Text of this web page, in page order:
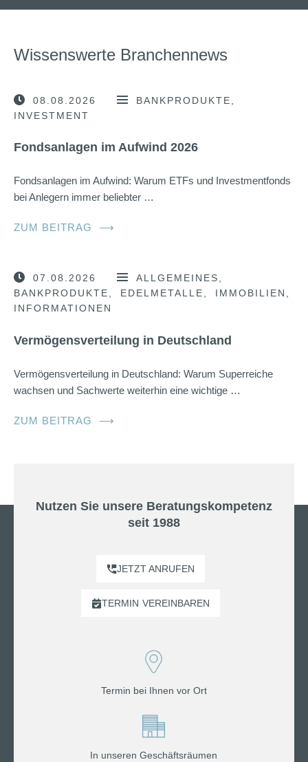
Wissenswerte Branchennews
08.08.2026
BANKPRODUKTE
INVESTMENT
Fondsanlagen im Aufwind 2026
Fondsanlagen im Aufwind: Warum ETFs und Investmentfonds
bei Anlegern immer beliebter …
ZUM BEITRAG ⟶
07.08.2026
ALLGEMEINES
BANKPRODUKTE
EDELMETALLE
IMMOBILIEN
INFORMATIONEN
Vermögensverteilung in Deutschland
Vermögensverteilung in Deutschland: Warum Superreiche
wachsen und Sachwerte weiterhin eine wichtige …
ZUM BEITRAG ⟶
Nutzen Sie unsere Beratungskompetenz
seit 1988
JETZT ANRUFEN
TERMIN VEREINBAREN
Termin bei Ihnen vor Ort
In unseren Geschäftsräumen